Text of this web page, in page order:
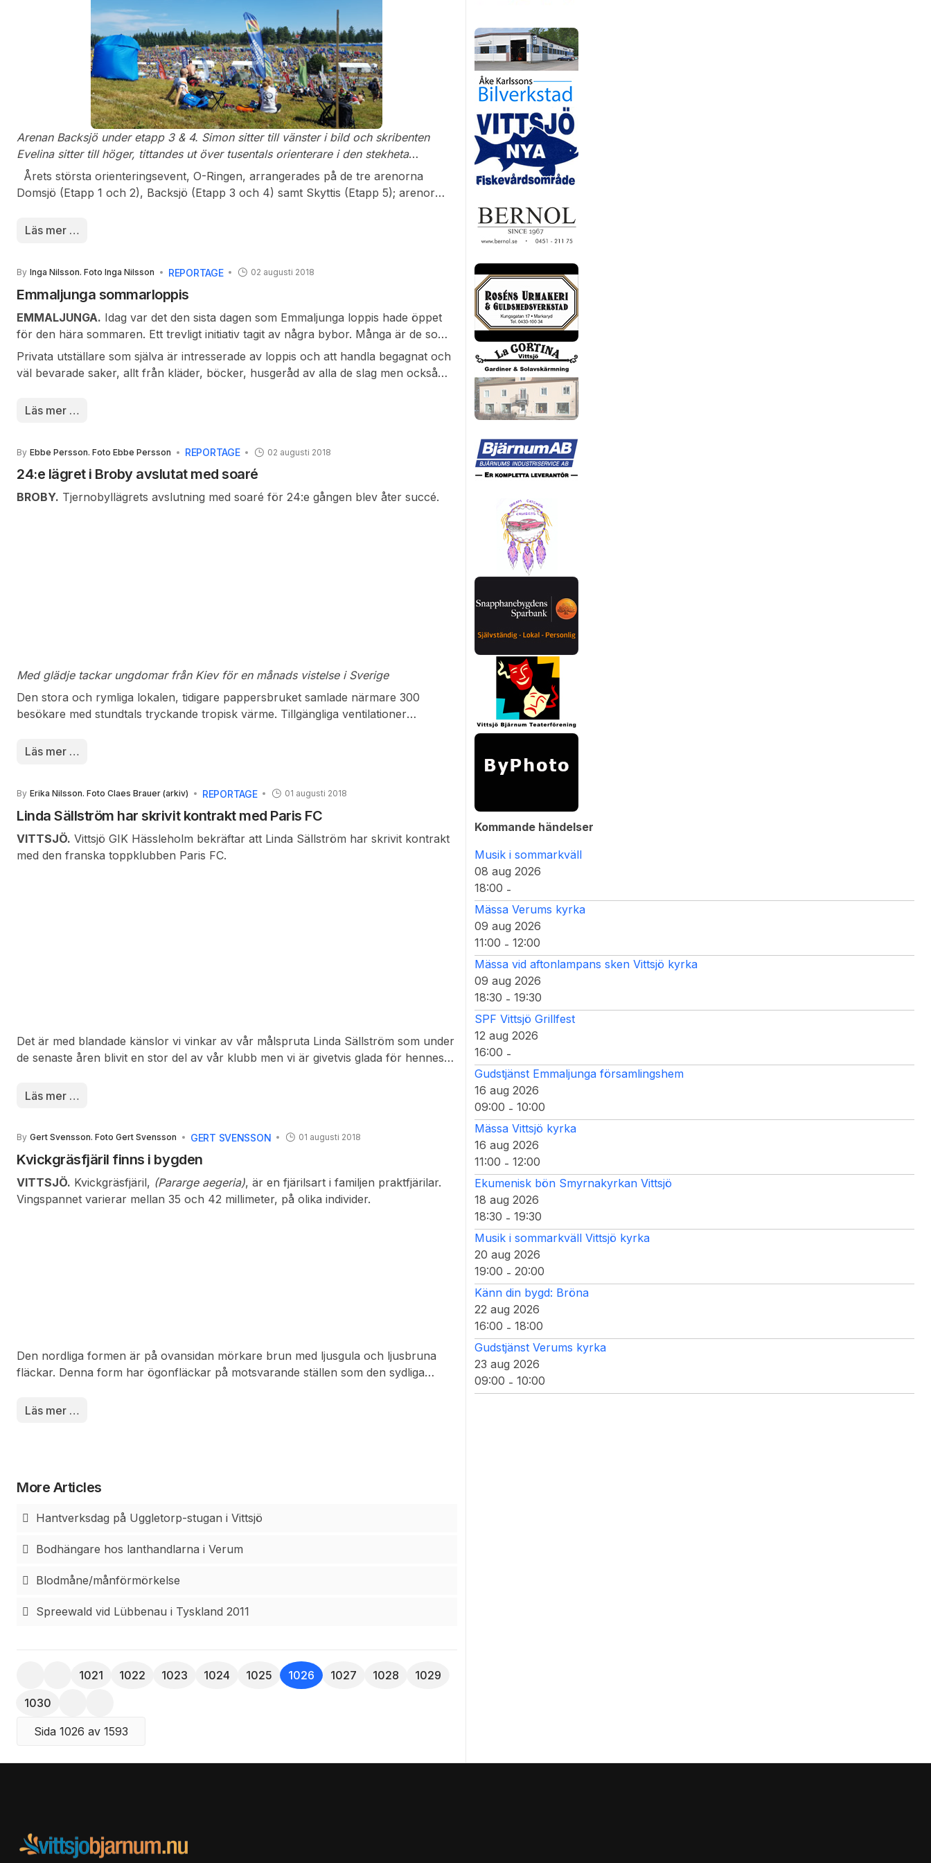
från kontrollerna, oändliga mängder kala berghällar och branter i så många former
och vinklar att även den mest koncentrade orienteringshjärnan vändes ut och in
vid blotta anblicken av kartan.
Arenan Backsjö under etapp 3 & 4. Simon sitter till vänster i bild och skribenten
Evelina sitter till höger, tittandes ut över tusentals orienterare i den stekheta
sommardagen.
Årets största orienteringsevent, O-Ringen, arrangerades på de tre arenorna
Domsjö (Etapp 1 och 2), Backsjö (Etapp 3 och 4) samt Skyttis (Etapp 5); arenor
Torfinn representerades i år av de fem löparna Bengt (H85), Karin (D80), Simon
Läs mer …
By Inga Nilsson. Foto Inga Nilsson REPORTAGE 02 augusti 2018
Emmaljunga sommarloppis
EMMALJUNGA. Idag var det den sista dagen som Emmaljunga loppis hade öppet
för den hära sommaren. Ett trevligt initiativ tagit av några bybor. Många är de som
har ställt dit prylar som är till salu, finns säkert nåt som man kan ha nytta av.
Privata utställare som själva är intresserade av loppis och att handla begagnat och
väl bevarade saker, allt från kläder, böcker, husgeråd av alla de slag men också
som man känner igen, kan kanske komma till nytta igen hos en ny ägare.
Läs mer …
By Ebbe Persson. Foto Ebbe Persson REPORTAGE 02 augusti 2018
24:e lägret i Broby avslutat med soaré
BROBY. Tjernobyllägrets avslutning med soaré för 24:e gången blev åter succé.
Med glädje tackar ungdomar från Kiev för en månads vistelse i Sverige
Den stora och rymliga lokalen, tidigare pappersbruket samlade närmare 300
besökare med stundtals tryckande tropisk värme. Tillgängliga ventilationer
stämningen i lokalen på topp. Med stående ovationer hyllades Berit och Rolf
Läs mer …
By Erika Nilsson. Foto Claes Brauer (arkiv) REPORTAGE 01 augusti 2018
Linda Sällström har skrivit kontrakt med Paris FC
VITTSJÖ. Vittsjö GIK Hässleholm bekräftar att Linda Sällström har skrivit kontrakt
med den franska toppklubben Paris FC.
Det är med blandade känslor vi vinkar av vår målspruta Linda Sällström som under
de senaste åren blivit en stor del av vår klubb men vi är givetvis glada för hennes
innebär. Vi vill också tacka Linda för det fantastiska spel och alla underbara mål
IP.
Läs mer …
By Gert Svensson. Foto Gert Svensson GERT SVENSSON 01 augusti 2018
Kvickgräsfjäril finns i bygden
VITTSJÖ. Kvickgräsfjäril, (Pararge aegeria), är en fjärilsart i familjen praktfjärilar.
Vingspannet varierar mellan 35 och 42 millimeter, på olika individer.
Den nordliga formen är på ovansidan mörkare brun med ljusgula och ljusbruna
fläckar. Denna form har ögonfläckar på motsvarande ställen som den sydliga
som den sydliga formen. Larven är lika för både den nordliga och den sydliga
Läs mer …
More Articles
Hantverksdag på Uggletorp-stugan i Vittsjö
Bodhängare hos lanthandlarna i Verum
Blodmåne/månförmörkelse
Spreewald vid Lübbenau i Tyskland 2011
1021 1022 1023 1024 1025 1026 1027 1028
1029
1030
Sida 1026 av 1593
Kommande händelser
Musik i sommarkväll
08 aug 2026
18:00 -
Mässa Verums kyrka
09 aug 2026
11:00 - 12:00
Mässa vid aftonlampans sken Vittsjö kyrka
09 aug 2026
18:30 - 19:30
SPF Vittsjö Grillfest
12 aug 2026
16:00 -
Gudstjänst Emmaljunga församlingshem
16 aug 2026
09:00 - 10:00
Mässa Vittsjö kyrka
16 aug 2026
11:00 - 12:00
Ekumenisk bön Smyrnakyrkan Vittsjö
18 aug 2026
18:30 - 19:30
Musik i sommarkväll Vittsjö kyrka
20 aug 2026
19:00 - 20:00
Känn din bygd: Bröna
22 aug 2026
16:00 - 18:00
Gudstjänst Verums kyrka
23 aug 2026
09:00 - 10:00